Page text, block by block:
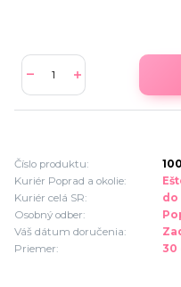
Číslo produktu:
Kuriér Poprad a okolie:
Kuriér celá SR:
do
Osobný odber:
Váš dátum doručenia:
Priemer:
30